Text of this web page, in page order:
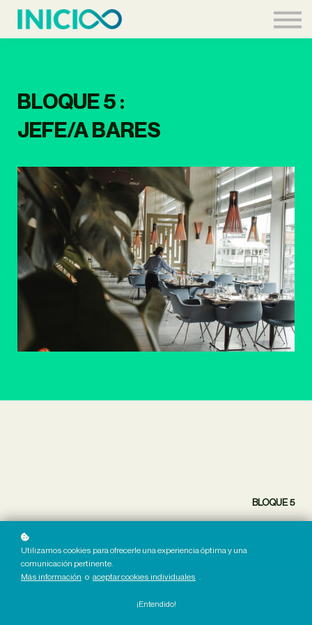
BLOQUE 5 :
JEFE/A BARES
BLOQUE 5
Estamos trabajando duro para ofrecer cursos para ti.
Utilizamos cookies para ofrecerle una experiencia óptima y una
comunicación pertinente.
Más información o aceptar cookies individuales .
¡Entendido!